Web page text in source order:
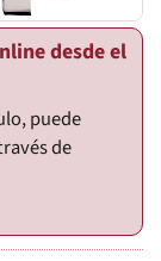
desde el
puede
de